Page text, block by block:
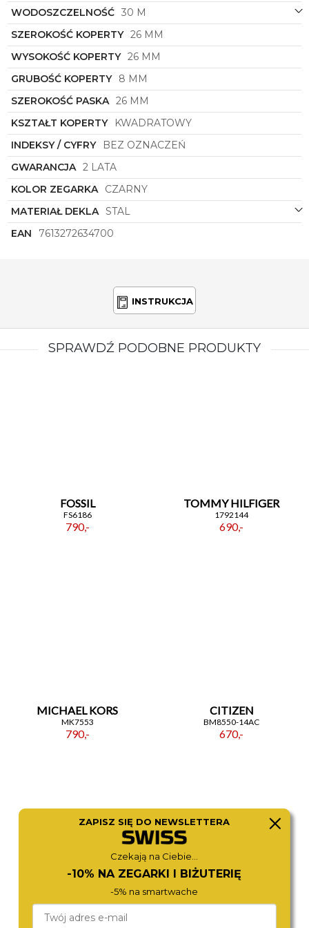
wieczorowych kreacji.Przemyślana gra matowych
płaszczyzn stali nadaje mu wyjątkowego charakteru
i czyni go trwałym,solidnym,
kunsztownym elementem garderoby.
WODOSZCZELNOŚĆ 30 M
SZEROKOŚĆ KOPERTY 26 MM
WYSOKOŚĆ KOPERTY 26 MM
GRUBOŚĆ KOPERTY 8 MM
SZEROKOŚĆ PASKA 26 MM
KSZTAŁT KOPERTY
KWADRATOWY
INDEKSY / CYFRY
BEZ OZNACZEŃ
GWARANCJA 2 LATA
KOLOR ZEGARKA CZARNY
MATERIAŁ DEKLA STAL
EAN
7613272634700
INSTRUKCJA
SPRAWDŹ PODOBNE PRODUKTY
FOSSIL
FS6186
790,-
TOMMY HILFIGER
1792144
690,-
MICHAEL KORS
MK7553
790,-
CITIZEN
BM8550-14AC
670,-
TORII
ZAPISZ SIĘ DO NEWSLETTERA
Czekają na Ciebie...
-10% NA ZEGARKI I BIŻUTERIĘ
-5% na smartwache